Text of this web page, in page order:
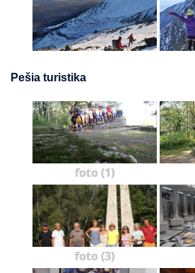
Pešia turistika
foto (1)
foto (3)